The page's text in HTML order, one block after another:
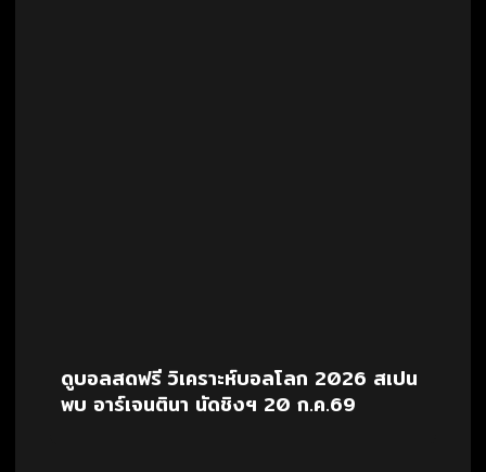
ดูบอลสดฟรี วิเคราะห์บอลโลก 2026 สเปน
พบ อาร์เจนตินา นัดชิงฯ 20 ก.ค.69